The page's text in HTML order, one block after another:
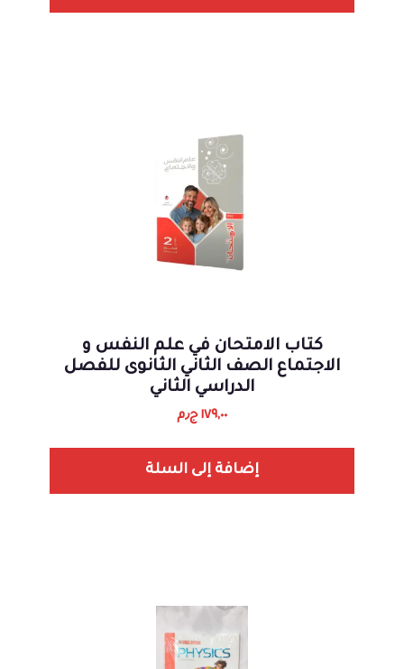
كتاب الامتحان في علم النفس و
الاجتماع الصف الثاني الثانوى للفصل
الدراسي الثاني
١٧٩,٠٠ ج٫م
إضافة إلى السلة